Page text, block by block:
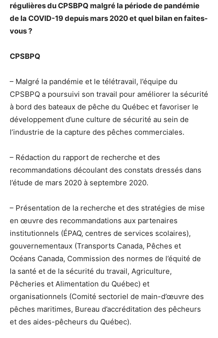
régulières du CPSBPQ malgré la période de pandémie
de la COVID-19 depuis mars 2020 et quel bilan en faites-
vous ?
CPSBPQ
– Malgré la pandémie et le télétravail, l’équipe du
CPSBPQ a poursuivi son travail pour améliorer la sécurité
à bord des bateaux de pêche du Québec et favoriser le
développement d’une culture de sécurité au sein de
l’industrie de la capture des pêches commerciales.
– Rédaction du rapport de recherche et des
recommandations découlant des constats dressés dans
l’étude de mars 2020 à septembre 2020.
– Présentation de la recherche et des stratégies de mise
en œuvre des recommandations aux partenaires
institutionnels (ÉPAQ, centres de services scolaires),
gouvernementaux (Transports Canada, Pêches et
Océans Canada, Commission des normes de l’équité de
la santé et de la sécurité du travail, Agriculture,
Pêcheries et Alimentation du Québec) et
organisationnels (Comité sectoriel de main-d’œuvre des
pêches maritimes, Bureau d’accréditation des pêcheurs
et des aides-pêcheurs du Québec).